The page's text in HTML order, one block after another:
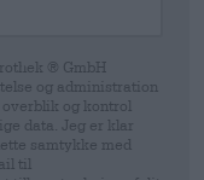
® GmbH
og administration
og kontrol
data. Jeg er klar
samtykke med
til